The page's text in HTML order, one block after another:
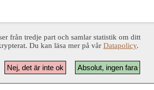
från tredje part och samlar statistik om ditt
Du kan läsa mer på vår Datapolicy.
Absolut, ingen fara
Nej, det är inte ok